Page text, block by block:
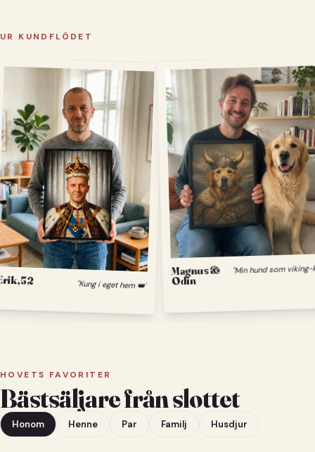
UR KUNDFLÖDET
52 "Kung i eget hem 👑"
Magnus &
Odin
HOVETS FAVORITER
Bästsäljare från slottet
Honom Henne Par Familj Husdjur